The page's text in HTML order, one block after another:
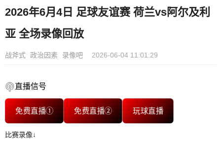
2026年6月4日 足球友谊赛 荷兰vs阿尔及利
亚 全场录像回放
战斧式 政治因素 录像吧 2026-06-04 11:01:29
直播信号
免费直播① 免费直播② 玩球直播
比赛录像↓